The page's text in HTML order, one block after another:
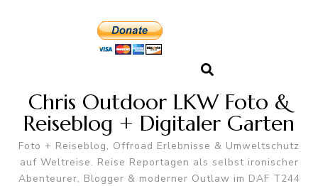
Chris Outdoor LKW Foto &
Reiseblog + Digitaler Garten
Foto + Reiseblog, Offroad Erlebnisse & Umweltschutz
auf Weltreise. Reise Reportagen als selbst ironischer
Abenteurer, Blogger & moderner Outlaw im DAF T244